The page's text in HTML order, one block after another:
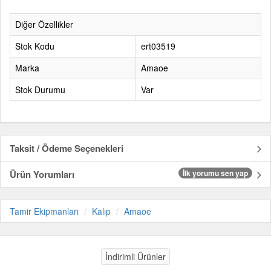
Diğer Özellikler
Stok Kodu
ert03519
Marka
Amaoe
Stok Durumu
Var
Taksit / Ödeme Seçenekleri
Ürün Yorumları
İlk yorumu sen yap
Tamir Ekipmanları Kalıp Amaoe
İndirimli Ürünler